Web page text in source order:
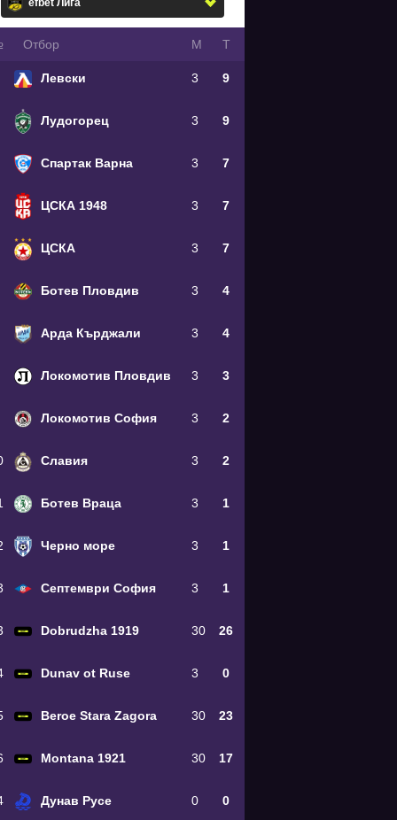
Oтбор М Т
Левски 3 9
Лудогорец 3 9
Спартак Варна 3 7
ЦСКА 1948 3 7
ЦСКА 3 7
Ботев Пловдив 3 4
Арда Кърджали 3 4
Локомотив Пловдив 3 3
Локомотив София 3 2
Славия 3 2
Ботев Враца 3 1
Черно море 3 1
Септември София 3 1
Dobrudzha 1919 30 26
Dunav ot Ruse 3 0
Beroe Stara Zagora 30 23
Montana 1921 30 17
Дунав Русе 0 0